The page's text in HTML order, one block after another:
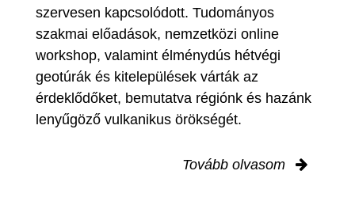
szervesen kapcsolódott. Tudományos
szakmai előadások, nemzetközi online
workshop, valamint élménydús hétvégi
geotúrák és kitelepülések várták az
érdeklődőket, bemutatva régiónk és hazánk
lenyűgöző vulkanikus örökségét.
Tovább olvasom